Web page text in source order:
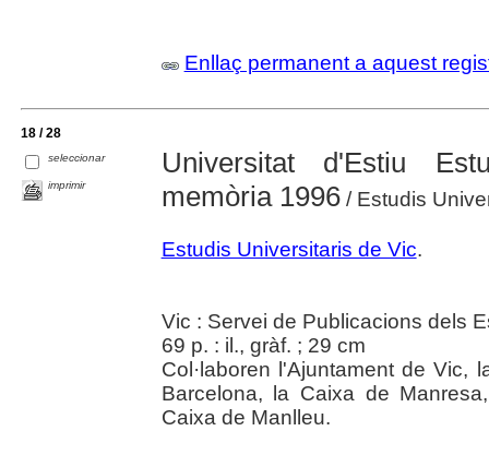
Enllaç permanent a aquest
18 / 28
seleccionar
imprimir
Universitat d'Estiu
memòria 1996/ Estudis
Estudis Universitaris de Vic.
Vic : Servei de Publicacions dels
69 p. : il., gràf. ; 29 cm
Col·laboren l'Ajuntament de Vic,
Barcelona, la Caixa de
Caixa de Manlleu.